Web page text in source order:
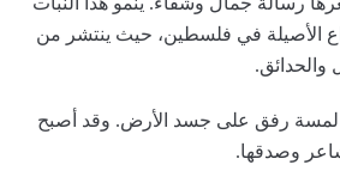
الأصيلة في فلسطين، حيث ينتشر من
والحدائق.
لمسة رفق على جسد الأرض. وقد أصبح
وصدقها.